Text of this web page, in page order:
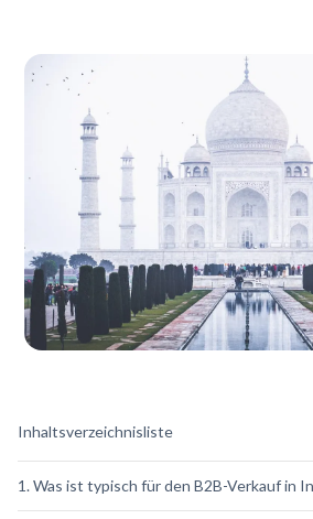
Inhaltsverzeichnisliste
1. Was ist typisch für den B2B-Verkauf in